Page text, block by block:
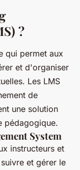
?
qui permet aux
et d'organiser
Les LMS
de
une solution
pédagogique.
System
instructeurs et
et gérer le